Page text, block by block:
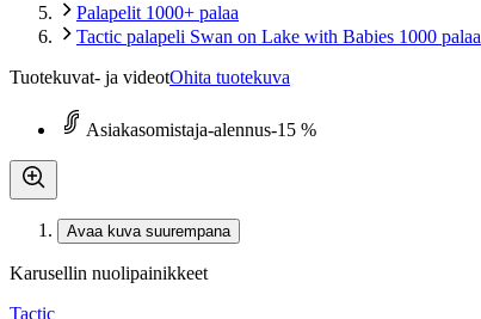
Palapelit 1000+ palaa
Tactic palapeli Swan on Lake with Babies 1000 palaa
Tuotekuvat- ja videotOhita tuotekuva
Asiakasomistaja-alennus-15 %
Avaa kuva suurempana
Karusellin nuolipainikkeet
Tactic